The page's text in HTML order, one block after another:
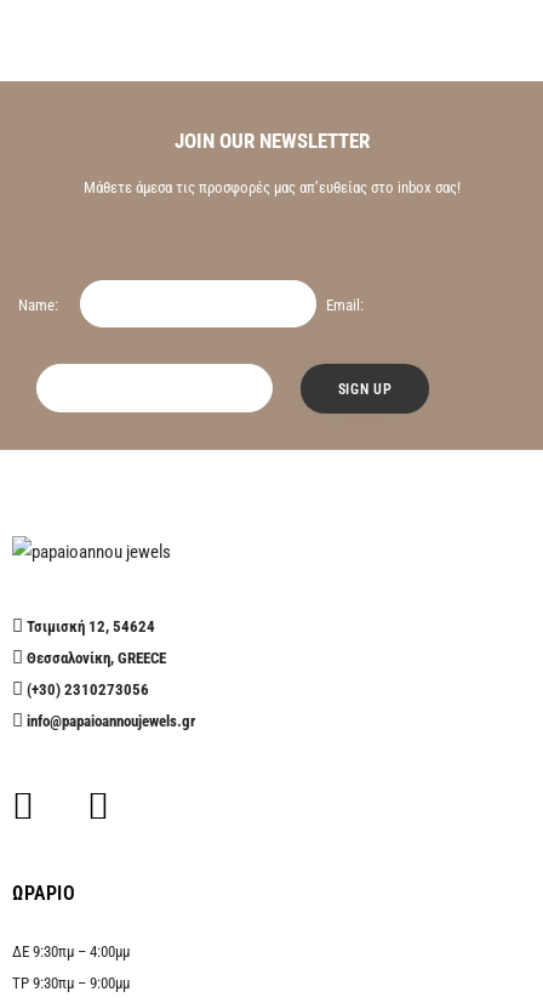
JOIN OUR NEWSLETTER
Μάθετε άμεσα τις προσφορές μας απ’ευθείας στο inbox σας!
Name: Email:
Τσιμισκή 12, 54624
Θεσσαλονίκη, GREECE
(+30) 2310273056
info@papaioannoujewels.gr
ΩΡΑΡΙΟ
ΔΕ 9:30πμ – 4:00μμ
ΤΡ 9:30πμ – 9:00μμ